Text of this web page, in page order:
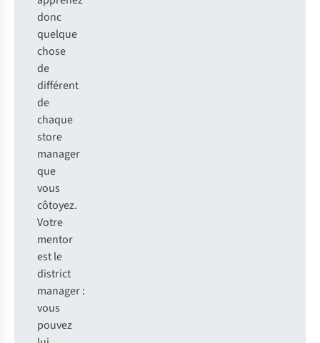
donc
quelque
chose
de
différent
de
chaque
store
manager
que
vous
côtoyez.
Votre
mentor
est le
district
manager :
vous
pouvez